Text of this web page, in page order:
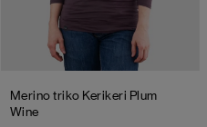
Merino triko Kerikeri Plum
Wine